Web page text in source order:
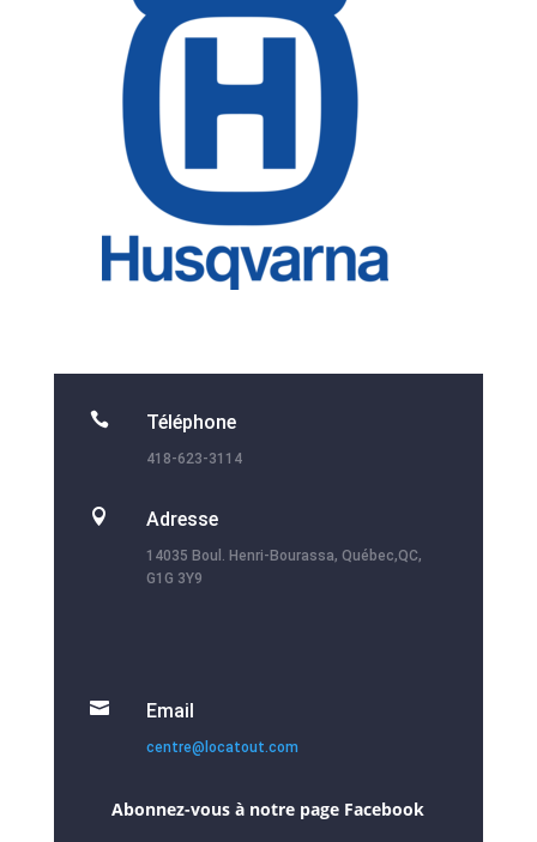
 Téléphone
418-623-3114
 Adresse
14035 Boul. Henri-Bourassa, Québec,QC,
G1G 3Y9
 Email
centre@locatout.com
Abonnez-vous à notre page Facebook